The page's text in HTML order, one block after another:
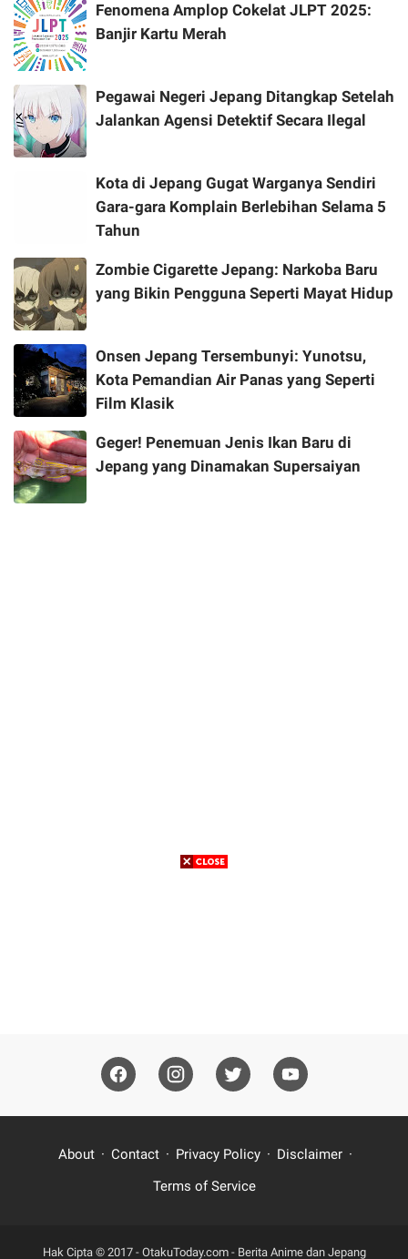
Fenomena Amplop Cokelat JLPT 2025:
Banjir Kartu Merah
Pegawai Negeri Jepang Ditangkap Setelah
Jalankan Agensi Detektif Secara Ilegal
Kota di Jepang Gugat Warganya Sendiri
Gara-gara Komplain Berlebihan Selama 5
Tahun
Zombie Cigarette Jepang: Narkoba Baru
yang Bikin Pengguna Seperti Mayat Hidup
Onsen Jepang Tersembunyi: Yunotsu,
Kota Pemandian Air Panas yang Seperti
Film Klasik
Geger! Penemuan Jenis Ikan Baru di
Jepang yang Dinamakan Supersaiyan
About Contact Privacy Policy
Disclaimer
Terms of Service
Hak Cipta © 2017 - OtakuToday.com - Berita Anime dan Jepang